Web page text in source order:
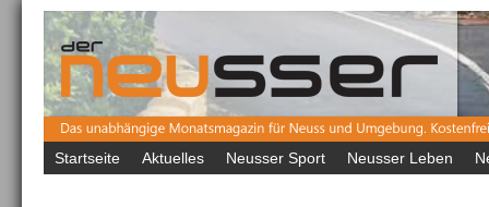
Startseite Aktuelles Neusser Sport Neusser Leben